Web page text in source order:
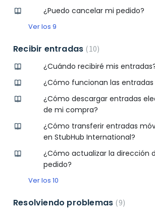
¿Puedo cancelar mi pedido?
Ver los 9
Recibir entradas 10
¿Cuándo recibiré mis
¿Cómo funcionan las entradas
¿Cómo descargar entradas
de mi compra?
¿Cómo transferir entradas
en StubHub International?
¿Cómo actualizar la dirección
pedido?
Ver los 10
Resolviendo problemas 9